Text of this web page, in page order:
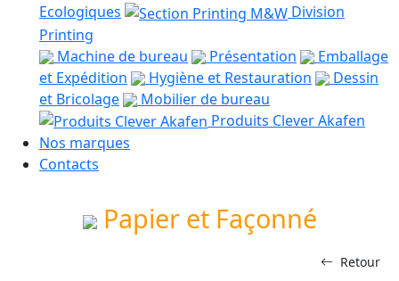
Ecologiques
Division
Printing
Machine de bureau
Présentation
Emballage
et Expédition
Hygiène et Restauration
Dessin
et Bricolage
Mobilier de bureau
Produits Clever Akafen
Nos marques
Contacts
Papier et Façonné
Retour